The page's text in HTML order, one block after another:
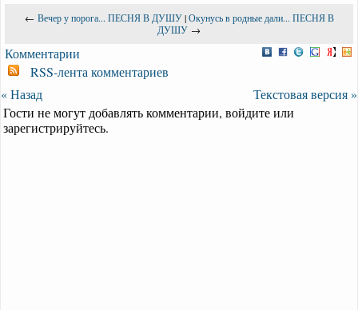
← Вечер у порога... ПЕСНЯ В ДУШУ|Окунусь в родные дали... ПЕСНЯ В
ДУШУ →
Комментарии
RSS-лента комментариев
« Назад
Текстовая версия »
Гости не могут добавлять комментарии, войдите или
зарегистрируйтесь.